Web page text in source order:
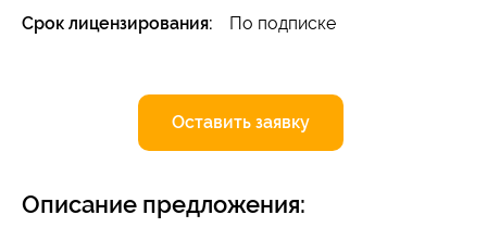
Срок лицензирования: По подписке
Оставить заявку
Описание предложения: